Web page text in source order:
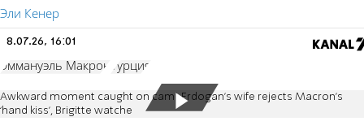
Эли Кенер
8.07.26, 16:01
Эммануэль Макрон Турция
Awkward moment caught on cam! Erdogan’s wife rejects Macron’s
‘hand kiss’, Brigitte watche